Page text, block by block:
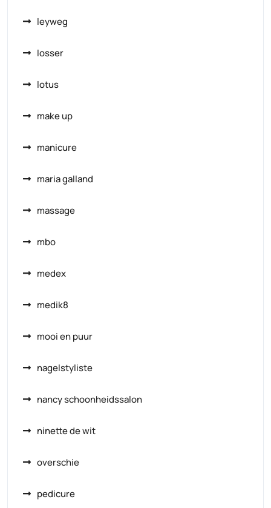
leyweg
losser
lotus
make up
manicure
maria galland
massage
mbo
medex
medik8
mooi en puur
nagelstyliste
nancy schoonheidssalon
ninette de wit
overschie
pedicure